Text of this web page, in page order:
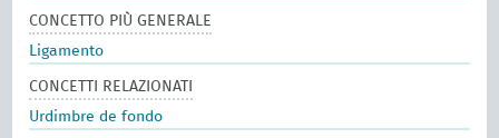
CONCETTO PIÙ GENERALE
Ligamento
CONCETTI RELAZIONATI
Urdimbre de fondo